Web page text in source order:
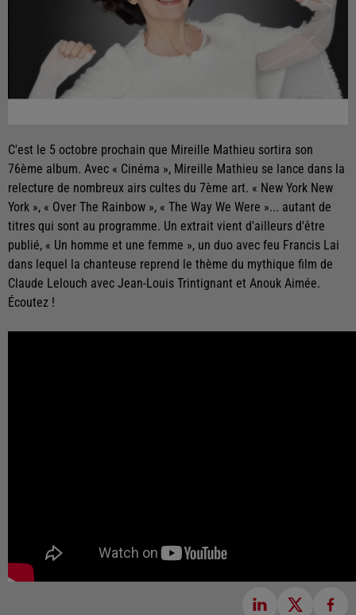
C'est le 5 octobre prochain que Mireille Mathieu sortira son
76ème album. Avec « Cinéma », Mireille Mathieu se lance dans la
relecture de nombreux airs cultes du 7ème art. « New York New
York », « Over The Rainbow », « The Way We Were »... autant de
titres qui sont au programme. Un extrait vient d'ailleurs d'être
publié, « Un homme et une femme », un duo avec feu Francis Lai
dans lequel la chanteuse reprend le thème du mythique film de
Claude Lelouch avec Jean-Louis Trintignant et Anouk Aimée.
Écoutez !